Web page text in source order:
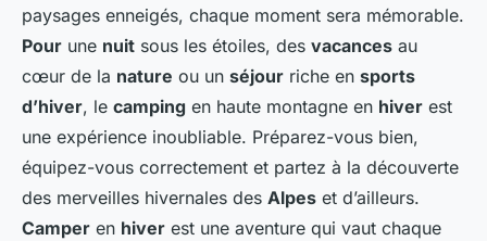
paysages enneigés, chaque moment sera mémorable.
Pour une nuit sous les étoiles, des vacances au
cœur de la nature ou un séjour riche en sports
d’hiver, le camping en haute montagne en hiver est
une expérience inoubliable. Préparez-vous bien,
équipez-vous correctement et partez à la découverte
des merveilles hivernales des Alpes et d’ailleurs.
Camper en hiver est une aventure qui vaut chaque